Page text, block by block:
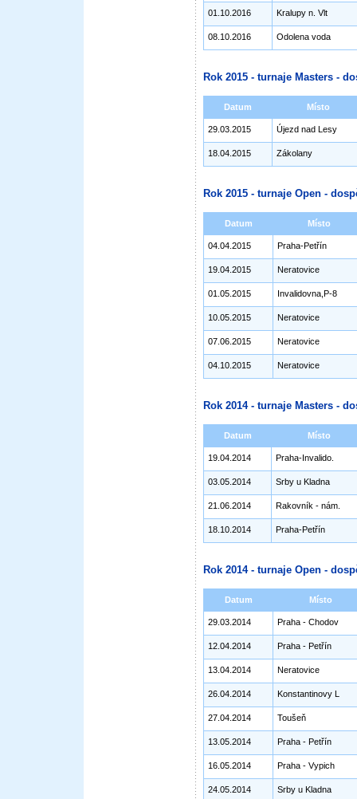
01.10.2016 Kralupy n. Vlt
08.10.2016 Odolena voda
Rok 2015 - turnaje Masters -
Datum Místo
29.03.2015 Újezd nad Lesy
18.04.2015 Zákolany
Rok 2015 - turnaje Open -
Datum Místo
04.04.2015 Praha-Petřín
19.04.2015 Neratovice
01.05.2015 Invalidovna,P-8
10.05.2015 Neratovice
07.06.2015 Neratovice
04.10.2015 Neratovice
Rok 2014 - turnaje Masters -
Datum Místo
19.04.2014 Praha-Invalido.
03.05.2014 Srby u Kladna
21.06.2014 Rakovník - nám.
18.10.2014 Praha-Petřín
Rok 2014 - turnaje Open -
Datum Místo
29.03.2014 Praha - Chodov
12.04.2014 Praha - Petřín
13.04.2014 Neratovice
26.04.2014 Konstantinovy L
27.04.2014 Toušeň
13.05.2014 Praha - Petřín
16.05.2014 Praha - Vypich
24.05.2014 Srby u Kladna